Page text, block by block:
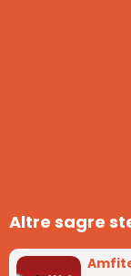
Altre sagre